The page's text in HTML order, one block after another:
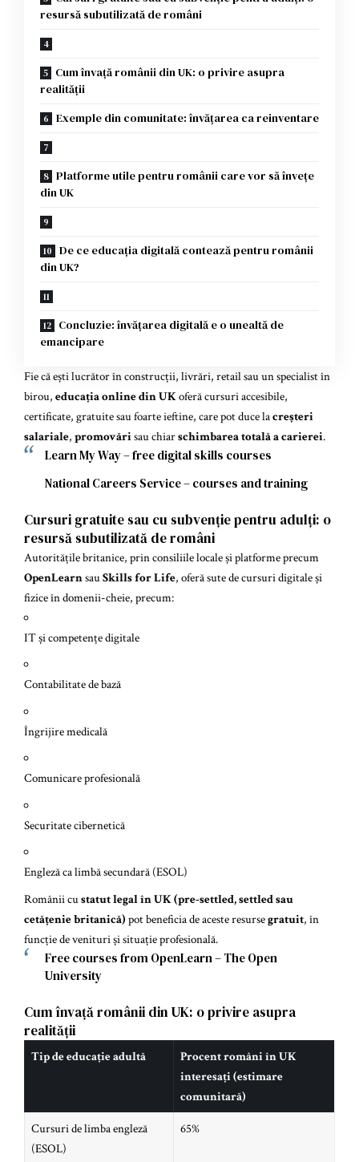
resursă subutilizată de români
Cum învață românii din UK: o privire asupra
realității
Exemple din comunitate: învățarea ca reinventare
Platforme utile pentru românii care vor să învețe
din UK
De ce educația digitală contează pentru românii
din UK?
Concluzie: învățarea digitală e o unealtă de
emancipare
Fie că ești lucrător în construcții, livrări, retail sau un specialist în
birou, educația online din UKoferă cursuri accesibile,
certificate, gratuite sau foarte ieftine, care pot duce lacreșteri
salariale, promovărisau chiarschimbarea totală a carierei.
Learn My Way – free digital skills courses
National Careers Service – courses and training
Cursuri gratuite sau cu subvenție pentru adulți: o
resursă subutilizată de români
Autoritățile britanice, prin consiliile locale și platforme precum
OpenLearnsauSkills for Life, oferă sute de cursuri digitale și
fizice în domenii-cheie, precum:
IT și competențe digitale
Contabilitate de bază
Îngrijire medicală
Comunicare profesională
Securitate cibernetică
Engleză ca limbă secundară (ESOL)
Românii custatut legal în UK (pre-settled, settled sau
cetățenie britanică) pot beneficia de aceste resursegratuit, în
funcție de venituri și situație profesională.
Free courses from OpenLearn – The Open
University
Cum învață românii din UK: o privire asupra
realității
Tip de educație adultă
Procent români în UK
interesați (estimare
comunitară)
Cursuri de limba engleză
(ESOL)
65%